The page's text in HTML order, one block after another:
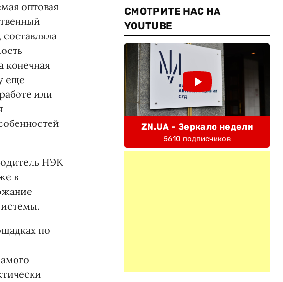
оптовая
конечная
еще
или
НЭК
в
по
СМОТРИТЕ НАС НА
YOUTUBE
ZN.UA - Зеркало недели
5610 подписчиков